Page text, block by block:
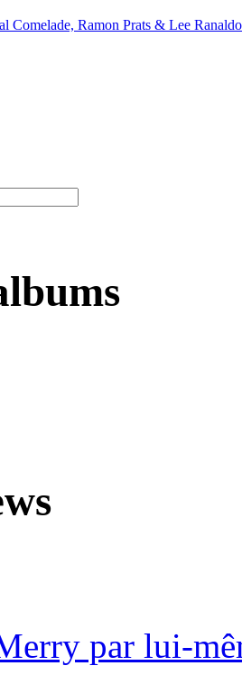
Comelade, Ramon Prats & Lee Ranaldo
par lui-